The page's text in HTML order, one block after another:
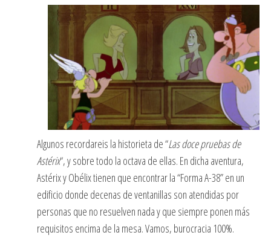
Algunos recordareis la historieta de “Las doce pruebas de
Astérix“, y sobre todo la octava de ellas. En dicha aventura,
Astérix y Obélix tienen que encontrar la “Forma A-38” en un
edificio donde decenas de ventanillas son atendidas por
personas que no resuelven nada y que siempre ponen más
requisitos encima de la mesa. Vamos, burocracia 100%.